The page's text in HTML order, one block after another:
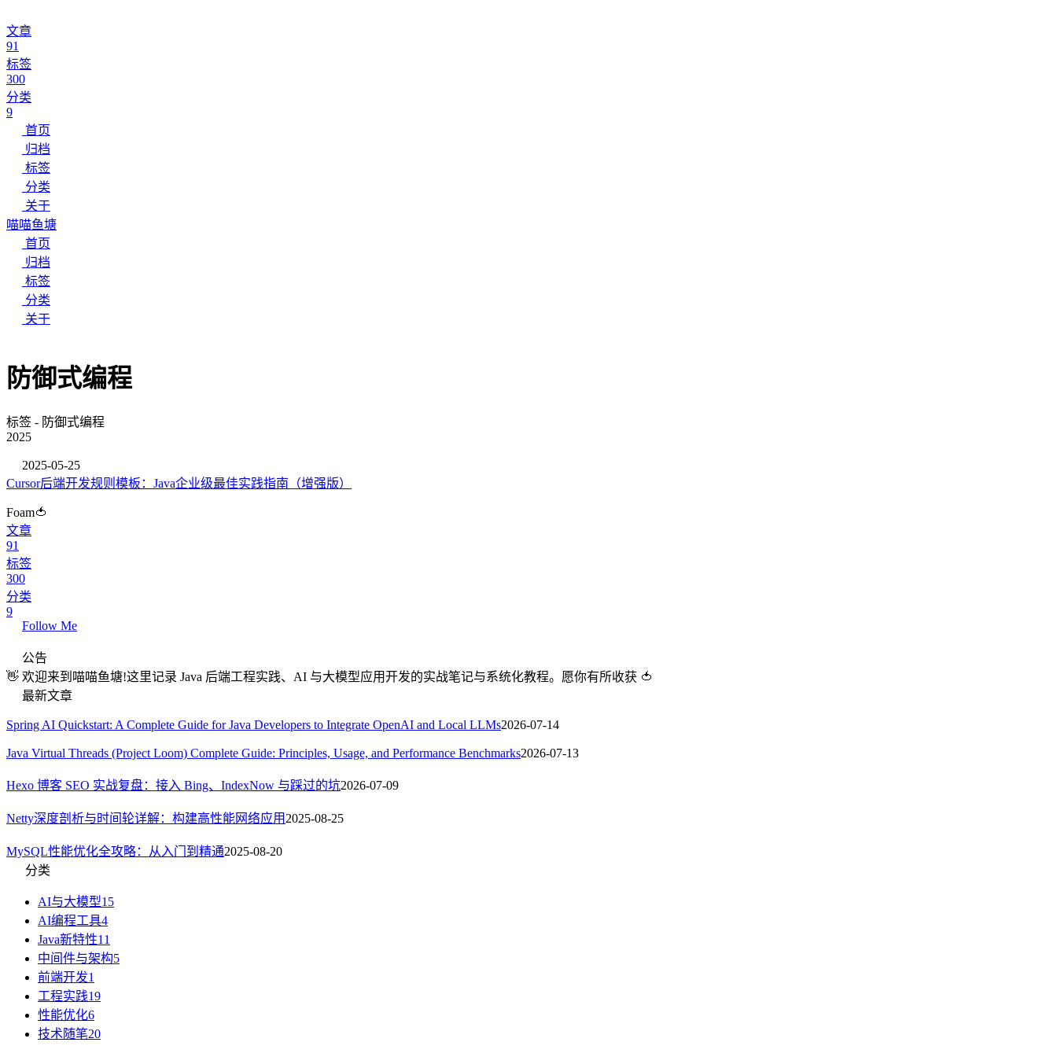
文章
91
标签
300
分类
9
首页
归档
标签
分类
关于
喵喵鱼塘
首页
归档
标签
分类
关于
防御式编程
标签 - 防御式编程
2025
2025-05-25
Cursor后端开发规则模板：Java企业级最佳实践指南（增强版）
Foam🍅
文章
91
标签
300
分类
9
Follow Me
公告
👋 欢迎来到喵喵鱼塘!这里记录 Java 后端工程实践、AI 与大模型应用开发的实战笔记与系统化教程。愿你有所收获 🍅
最新文章
Spring AI Quickstart: A Complete Guide for Java Developers to Integrate OpenAI and Local LLMs2026-07-14
Java Virtual Threads (Project Loom) Complete Guide: Principles, Usage, and Performance Benchmarks2026-07-13
Hexo 博客 SEO 实战复盘：接入 Bing、IndexNow 与踩过的坑2026-07-09
Netty深度剖析与时间轮详解：构建高性能网络应用 2025-08-25
MySQL性能优化全攻略：从入门到精通2025-08-20
分类
AI与大模型15
AI编程工具4
Java新特性11
中间件与架构5
前端开发1
工程实践19
性能优化6
技术随笔20